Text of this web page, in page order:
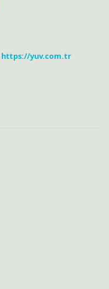
https://yuv.com.tr